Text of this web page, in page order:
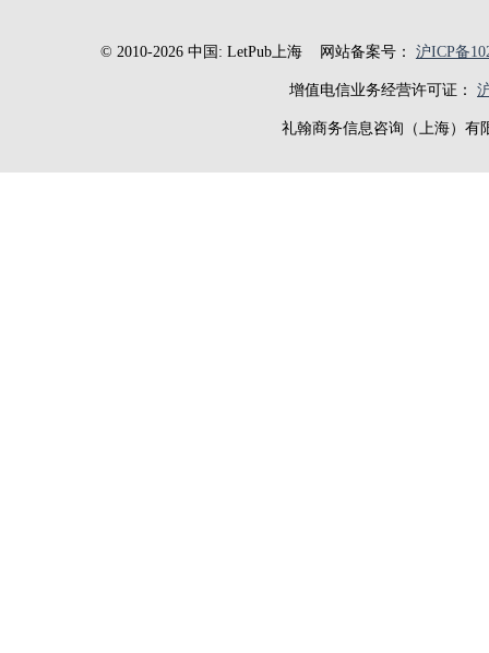
© 2010-2026 中国: LetPub上海网站备案号： 沪ICP备
增值电信业务经营许可证：
礼翰商务信息咨询（上海）